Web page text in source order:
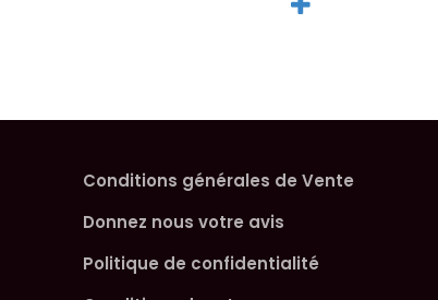
Conditions générales de Vente
Donnez nous votre avis
Politique de confidentialité